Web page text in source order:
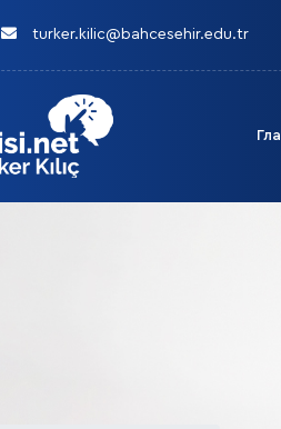
turker.kilic@bahcesehir.edu.tr